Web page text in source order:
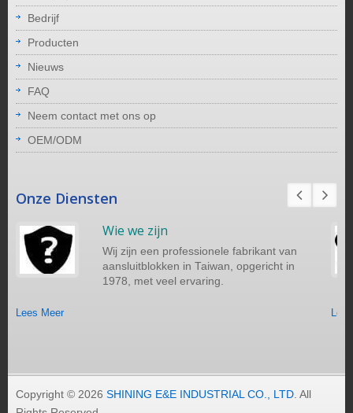
Bedrijf
Producten
Nieuws
FAQ
Neem contact met ons op
OEM/ODM
Onze Diensten
Wie we zijn
Wij zijn een professionele fabrikant van
aansluitblokken in Taiwan, opgericht in
1978, met veel ervaring.
Lees Meer
Copyright © 2026 SHINING E&E INDUSTRIAL CO., LTD. All